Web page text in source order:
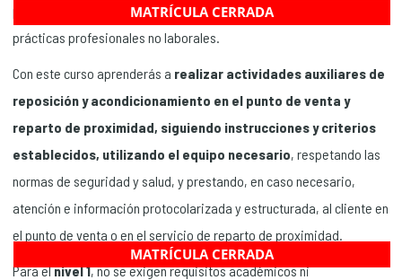
por el Ministerio de Educación y Formación Profesional con
prácticas profesionales no laborales.
Con este curso aprenderás a realizar actividades auxiliares de
reposición y acondicionamiento en el punto de venta y
reparto de proximidad, siguiendo instrucciones y criterios
establecidos, utilizando el equipo necesario, respetando las
normas de seguridad y salud, y prestando, en caso necesario,
atención e información protocolarizada y estructurada, al cliente en
el punto de venta o en el servicio de reparto de proximidad.
Para elnivel 1, no se exigen requisitos académicos ni
MATRÍCULA CERRADA
MATRÍCULA CERRADA